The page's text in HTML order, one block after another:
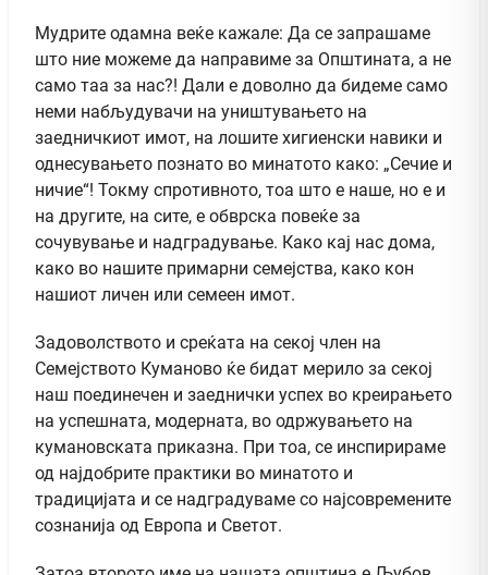
Мудрите одамна веќе кажале: Да се запрашаме
што ние можеме да направиме за Општината, а не
само таа за нас?! Дали е доволно да бидеме само
неми набљудувачи на уништувањето на
заедничкиот имот, на лошите хигиенски навики и
однесувањето познато во минатото како: „Сечие и
ничие“! Токму спротивното, тоа што е наше, но е и
на другите, на сите, е обврска повеќе за
сочувување и надградување. Како кај нас дома,
како во нашите примарни семејства, како кон
нашиот личен или семеен имот.
Задоволството и среќата на секој член на
Семејството Куманово ќе бидат мерило за секој
наш поединечен и заеднички успех во креирањето
на успешната, модерната, во одржувањето на
кумановската приказна. При тоа, се инспирираме
од најдобрите практики во минатото и
традицијата и се надградуваме со најсовремените
сознанија од Европа и Светот.